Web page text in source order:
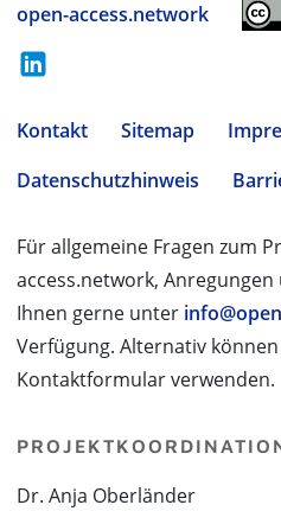
open-access.network
Kontakt Sitemap
Datenschutzhinweis
Für allgemeine Fragen zum
access.network,
Ihnen gerne unter
Verfügung. Alternativ
Kontaktformular verwenden.
Dr. Anja Oberländer